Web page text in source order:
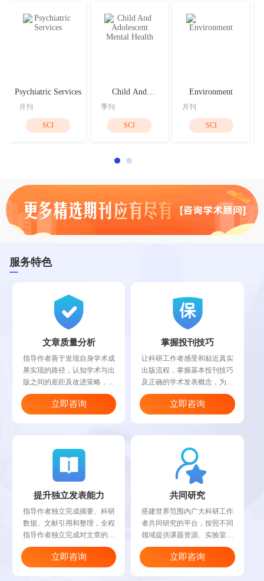
Psychiatric Services
月刊
SCI
Child And
Adolescent Mental
Health
季刊
SCI
Environment
月刊
SCI
服务特色
文章质量分析
指导作者善于发现自身学术成
果实现的路径，认知学术与出
版之间的差距及改进策略，对
作者的科研成果进行质量分析
和修改建议。
立即咨询
掌握投刊技巧
让科研工作者感受和贴近真实
出版流程，掌握基本投刊技巧
及正确的学术发表概念，为日
后更高的科技研究及学术成果
推广做充分有效准备。
立即咨询
提升独立发表能力
指导作者独立完成摘要、科研
数据、文献引用和整理，全程
指导作者独立完成对文章的修
改、润色、投刊、发表，并随
时做出指引与纠正。
立即咨询
共同研究
搭建世界范围内广大科研工作
者共同研究的平台，按照不同
领域提供课题资源、实验室资
源，促进科研实验的强强联合
与取长补短。
立即咨询